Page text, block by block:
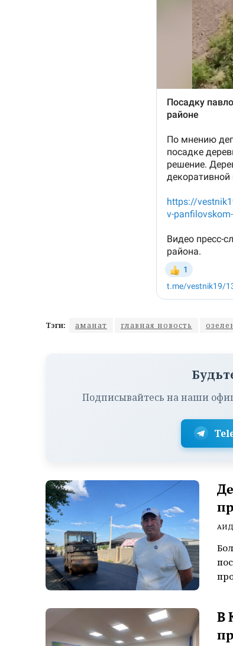
Тэги: аманат главная новость
Подписывайтесь на наши
В